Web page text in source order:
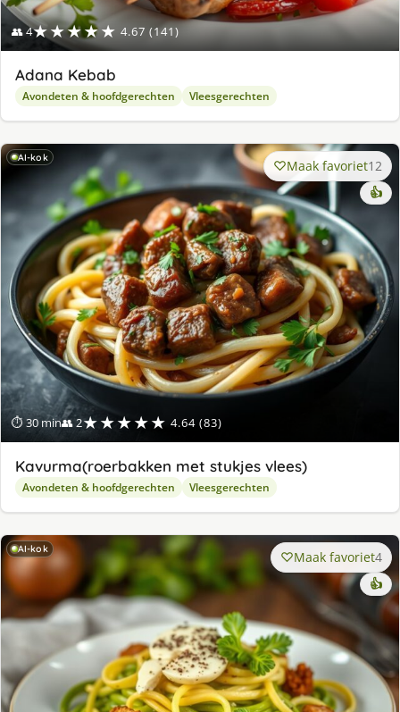
👥 4★★★★★ 4.67 (141)
Adana Kebab
Avondeten & hoofdgerechten Vleesgerechten
AI-kok
⏱ 30 min👥 2★★★★★ 4.64 (83)
Maak favoriet12
👍
Kavurma(roerbakken met stukjes vlees)
Avondeten & hoofdgerechten Vleesgerechten
AI-kok Maak favoriet4
👍